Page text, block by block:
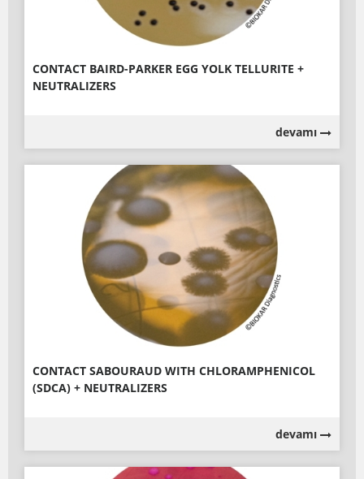
CONTACT BAIRD-PARKER EGG YOLK TELLURITE +
NEUTRALIZERS
devamı
CONTACT SABOURAUD WITH CHLORAMPHENICOL
(SDCA) + NEUTRALIZERS
devamı